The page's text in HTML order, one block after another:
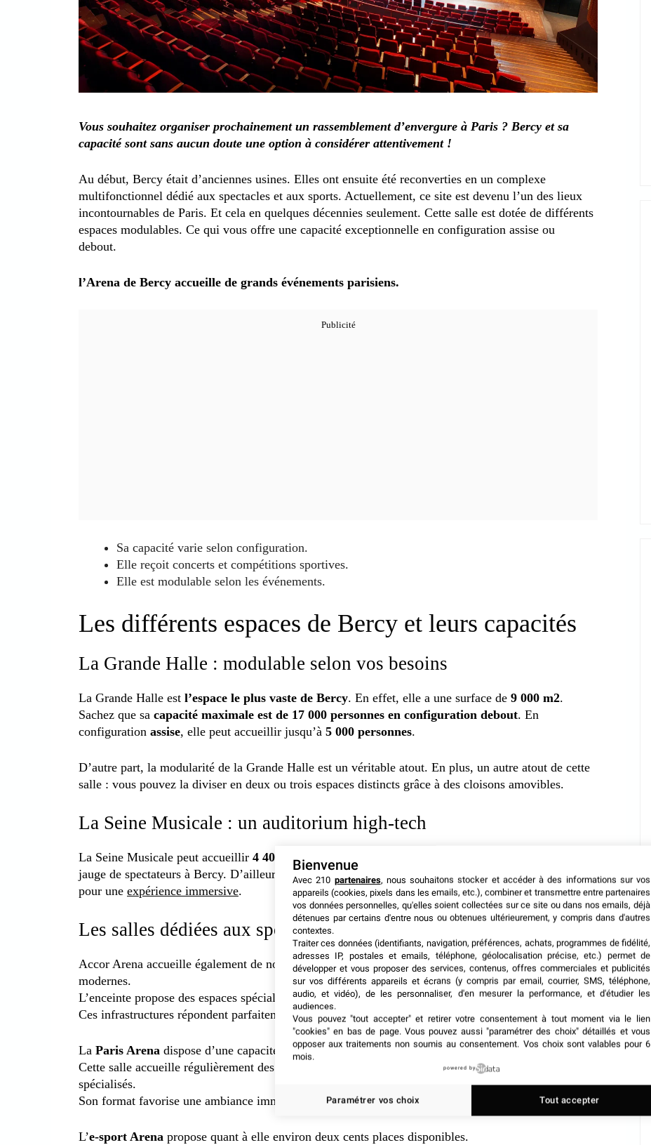
Vous souhaitez organiser prochainement un rassemblement d’envergure à Paris ? Bercy et sa
capacité sont sans aucun doute une option à considérer attentivement !
Au début, Bercy était d’anciennes usines. Elles ont ensuite été reconverties en un complexe
multifonctionnel dédié aux spectacles et aux sports. Actuellement, ce site est devenu l’un des lieux
incontournables de Paris. Et cela en quelques décennies seulement. Cette salle est dotée de différents
espaces modulables. Ce qui vous offre une capacité exceptionnelle en configuration assise ou
debout.
l’Arena de Bercy accueille de grands événements parisiens.
Sa capacité varie selon configuration.
Elle reçoit concerts et compétitions sportives.
Elle est modulable selon les événements.
Les différents espaces de Bercy et leurs capacités
La Grande Halle : modulable selon vos besoins
La Grande Halle est l’espace le plus vaste de Bercy. En effet, elle a une surface de 9 000 m2.
Sachez que sa capacité maximale est de 17 000 personnes en configuration debout. En
configuration assise, elle peut accueillir jusqu’à 5 000 personnes.
D’autre part, la modularité de la Grande Halle est un véritable atout. En plus, un autre atout de cette
salle : vous pouvez la diviser en deux ou trois espaces distincts grâce à des cloisons amovibles.
La Seine Musicale : un auditorium high-tech
La Seine Musicale peut accueillir 4 400 personnes
jauge de spectateurs à Bercy. D’ailleurs, cette salle met à votre disposition les dernières technologies
pour une expérience immersive.
Les salles dédiées aux sports électroniques
Accor Arena accueille également de nombreux événements consacrés auxsports électroniques
modernes.
L’enceinte propose des espaces spécialement adaptés aux compétitions et tournois d’e-sport.
Ces infrastructures répondent parfaitement aux besoins techniques des organisateurs professionnels.
La Paris Arena dispose d’une capacité d’environ trois cents places assises confortables.
Cette salle accueille régulièrement des compétitions gaming et des événements numériques
spécialisés.
Son format favorise une ambiance immersive pour les joueurs et les spectateurs.
L’e-sport Arena propose quant à elle environ deux cents places disponibles.
Bienvenue
Avec 210 partenaires, nous souhaitons stocker et accéder à des informations sur vos
appareils (cookies, pixels dans les emails, etc.), combiner et transmettre entre partenaires
vos données personnelles, qu'elles soient collectées sur ce site ou dans nos emails, déjà
détenues par certains d'entre nous ou obtenues ultérieurement, y compris dans d'autres
contextes.
Traiter ces données (identifiants, navigation, préférences, achats, programmes de fidélité,
adresses IP, postales et emails, téléphone, géolocalisation précise, etc.) permet de
développer et vous proposer des services, contenus, offres commerciales et publicités
sur vos différents appareils et écrans (y compris par email, courrier, SMS, téléphone,
audio, et vidéo), de les personnaliser, d'en mesurer la performance, et d'étudier les
audiences.
Vous pouvez "tout accepter" et retirer votre consentement à tout moment via le lien
"cookies" en bas de page. Vous pouvez aussi "paramétrer des choix" détaillés et vous
opposer aux traitements non soumis au consentement. Vos choix sont valables pour 6
mois.
powered by
Paramétrer vos choix Tout accepter